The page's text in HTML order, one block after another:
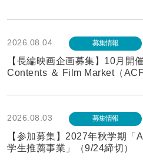
2026.08.04 募集情報
【長編映画企画募集】10月開
Contents ＆ Film Market（
2026.08.03 募集情報
【参加募集】2027年秋学期
学生推薦事業」（9/24締切）